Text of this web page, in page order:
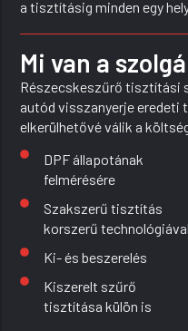
a tisztításig minden egy
Mi van a
Részecskeszűrő tisztítási
autód visszanyerje eredeti
elkerülhetővé válik a
DPF állapotának
felmérésére
Szakszerű tisztítás
korszerű technológiával
Ki- és beszerelés
Kiszerelt szűrő
tisztítása külön is